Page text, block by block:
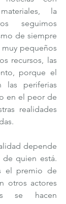
la
seguimos
de siempre
pequeños
recursos, las
porque el
las periferias
en el peor de
realidades
depende
quien está.
el premio de
otros actores
se hacen